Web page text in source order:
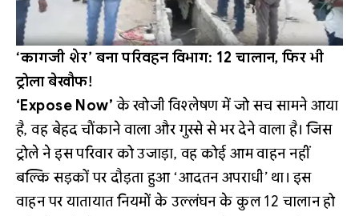
‘कागजी शेर’ बना परिवहन विभाग: 12 चालान, फिर भी
ट्रोला बेखौफ!
‘Expose Now’ के खोजी विश्लेषण में जो सच सामने आया
है, वह बेहद चौंकाने वाला और गुस्से से भर देने वाला है। जिस
ट्रोले ने इस परिवार को उजाड़ा, वह कोई आम वाहन नहीं
बल्कि सड़कों पर दौड़ता हुआ ‘आदतन अपराधी’ था। इस
वाहन पर यातायात नियमों के उल्लंघन के कुल 12 चालान हो